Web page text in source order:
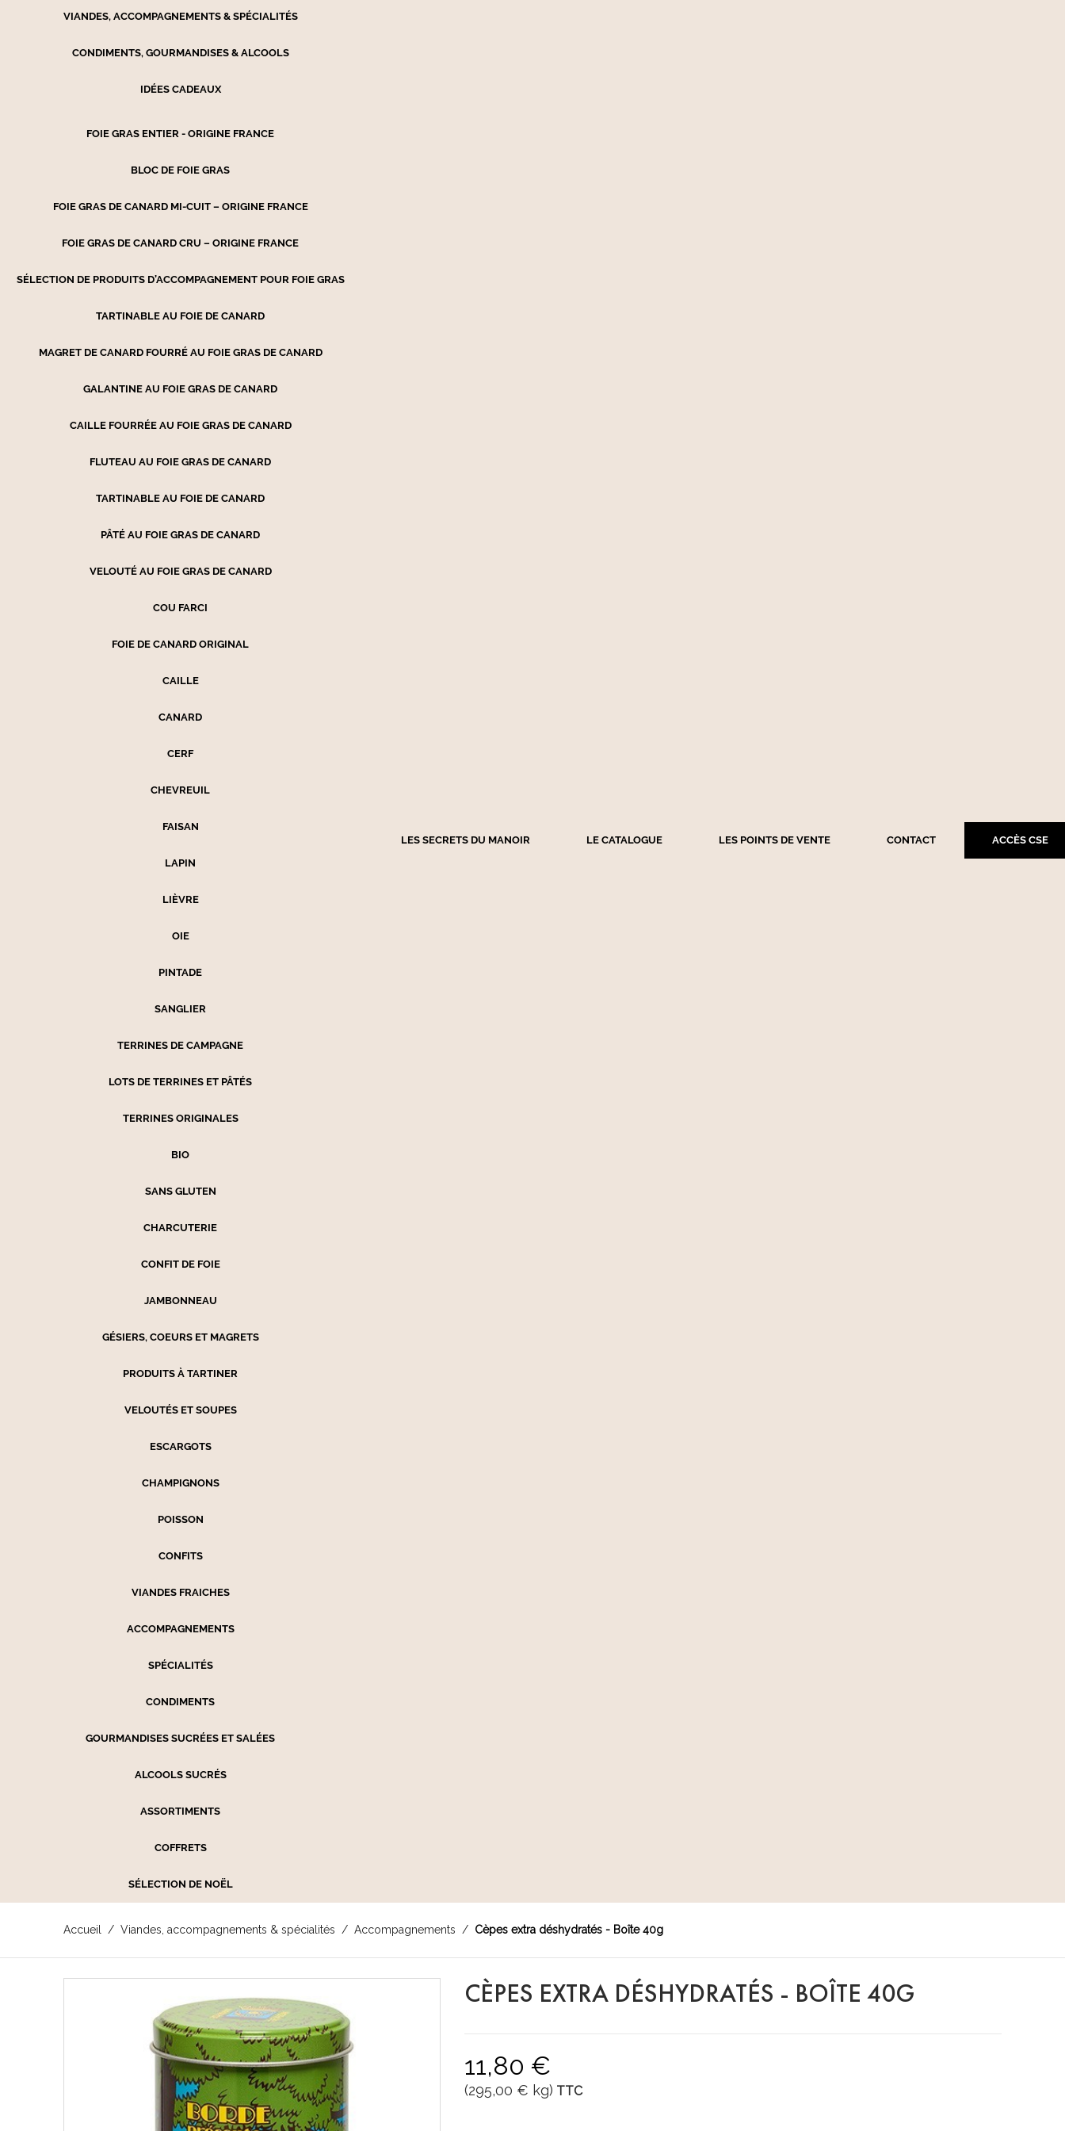
VIANDES, ACCOMPAGNEMENTS & SPÉCIALITÉS
CONDIMENTS, GOURMANDISES & ALCOOLS
IDÉES CADEAUX
FOIE GRAS ENTIER - ORIGINE FRANCE
BLOC DE FOIE GRAS
FOIE GRAS DE CANARD MI-CUIT – ORIGINE FRANCE
FOIE GRAS DE CANARD CRU – ORIGINE FRANCE
SÉLECTION DE PRODUITS D’ACCOMPAGNEMENT POUR FOIE GRAS
TARTINABLE AU FOIE DE CANARD
MAGRET DE CANARD FOURRÉ AU FOIE GRAS DE CANARD
GALANTINE AU FOIE GRAS DE CANARD
CAILLE FOURRÉE AU FOIE GRAS DE CANARD
FLUTEAU AU FOIE GRAS DE CANARD
TARTINABLE AU FOIE DE CANARD
PÂTÉ AU FOIE GRAS DE CANARD
VELOUTÉ AU FOIE GRAS DE CANARD
COU FARCI
FOIE DE CANARD ORIGINAL
CAILLE
CANARD
CERF
CHEVREUIL
FAISAN
LAPIN
LIÈVRE
OIE
PINTADE
SANGLIER
TERRINES DE CAMPAGNE
LOTS DE TERRINES ET PÂTÉS
TERRINES ORIGINALES
BIO
SANS GLUTEN
CHARCUTERIE
CONFIT DE FOIE
JAMBONNEAU
GÉSIERS, COEURS ET MAGRETS
PRODUITS À TARTINER
VELOUTÉS ET SOUPES
ESCARGOTS
CHAMPIGNONS
POISSON
CONFITS
VIANDES FRAICHES
ACCOMPAGNEMENTS
SPÉCIALITÉS
CONDIMENTS
GOURMANDISES SUCRÉES ET SALÉES
ALCOOLS SUCRÉS
ASSORTIMENTS
COFFRETS
SÉLECTION DE NOËL
LES SECRETS DU MANOIR LE CATALOGUE LES POINTS DE VENTE CONTACT ACCÈS CSE
Accueil Viandes, accompagnements & spécialités Accompagnements Cèpes extra déshydratés - Boîte 40g
CÈPES EXTRA DÉSHYDRATÉS - BOÎTE 40G
11,80 €
(295,00 € kg) TTC